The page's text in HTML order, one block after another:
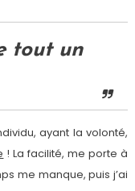
tout un
ayant la volonté,
! La facilité, me porte à
me manque, puis j’ai